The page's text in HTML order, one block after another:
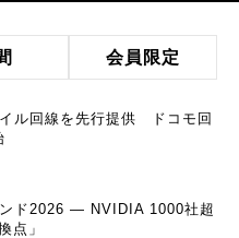
会員限定
ル回線を先行提供 ドコモ回
ド2026 ― NVIDIA 1000社超
点」